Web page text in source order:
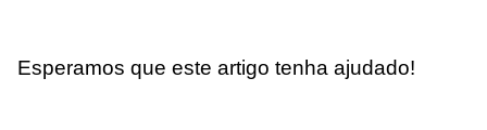
Esperamos que este artigo tenha ajudado!